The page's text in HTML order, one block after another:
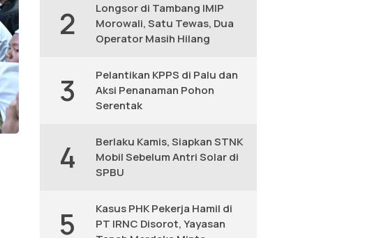
2
Longsor di Tambang IMIP
Morowali, Satu Tewas, Dua
Operator Masih Hilang
3
Pelantikan KPPS di Palu dan
Aksi Penanaman Pohon
Serentak
4
Berlaku Kamis, Siapkan STNK
Mobil Sebelum Antri Solar di
SPBU
5
Kasus PHK Pekerja Hamil di
PT IRNC Disorot, Yayasan